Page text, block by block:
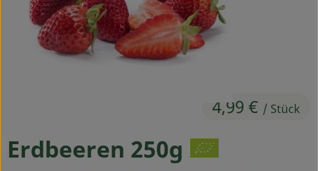
Ökokisten
Obst & Gemüse
Erdbeeren 250g
4,99 € / Stück